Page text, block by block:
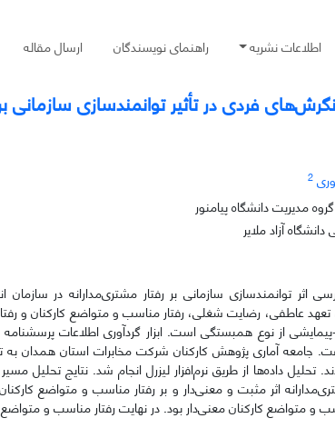
اطلاعات نشریه راهنمای نویسندگان ارسال مقاله
فردی در تأثیر توانمندسازی سازمانی
2
مدیریت دانشگاه پیامنور
آزاد ملایر
توانمندسازی سازمانی بر رفتار مشتری‌مدارانه در
تعهد عاطفی، رضایت شغلی، رفتار مناسب و متواضع کارکنان و
از نوع همبستگی است. ابزار گردآوری اطلاعات پرسشنامه
داده‌ها از طریق نرم‌افزار لیزرل انجام شد. نتایج تحلیل
اثر مثبت و معنی‌دار و بر رفتار مناسب و متواضع
و متواضع کارکنان معنی‌دار بود. در نهایت رفتار مناسب و متواضع